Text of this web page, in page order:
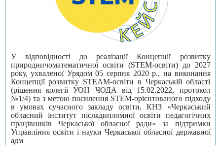
У відповідності до реалізації Концепції розвитку
природничоматематичної освіти (STEM-освіти) до 2027
року, ухваленої Урядом 05 серпня 2020 р., на виконання
Концепції розвитку STEАM-освіти в Черкаській області
(рішення колегії УОН ЧОДА від 15.02.2022, протокол
№1/4) та з метою посилення STEM-орієнтованого підходу
в умовах сучасного закладу освіти, КНЗ «Черкаський
обласний інститут післядипломної освіти педагогічних
працівників Черкаської обласної ради» за підтримки
Управління освіти і науки Черкаської обласної державної
адм